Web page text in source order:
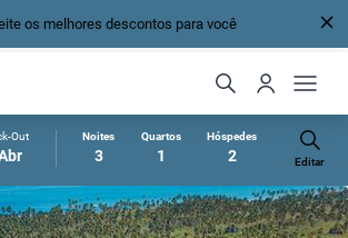
os melhores descontos para você
Out Noites
3
Quartos
1
Hóspedes
2 Editar